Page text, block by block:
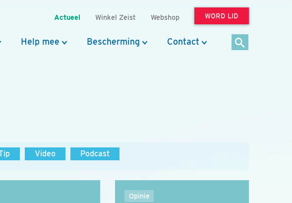
Actueel Winkel Zeist Webshop WORD LID
Help mee Bescherming Contact
Video Podcast
Opinie